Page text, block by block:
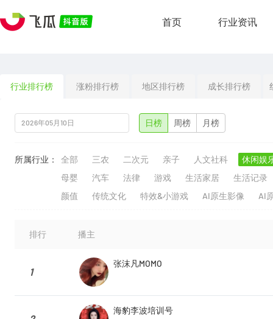
首页 行业资讯
行业排行榜 涨粉排行榜 地区排行榜 成长排行榜
日榜 周榜 月榜
所属行业： 全部 三农 二次元 亲子 人文社科
休闲娱
母婴
汽车 法律 游戏 生活家居
生活记录
颜值
传统文化 特效&小游戏 AI原生影像 AI
排行 播主
1
张沫凡MOMO
海豹李波培训号